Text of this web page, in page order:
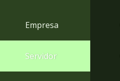
menu
para
Empresa
Servidor